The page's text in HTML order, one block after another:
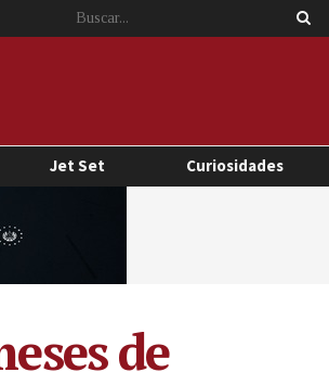
Jet Set Curiosidades
de